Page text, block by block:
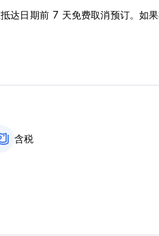
达日期前 7 天免费取消预订。如
行预授权。
含税